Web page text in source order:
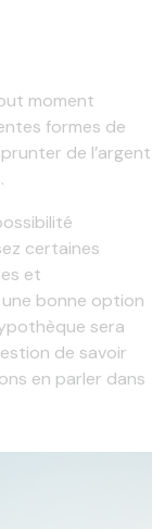
moment
formes de
de l’argent
certaines
et
bonne option
sera
de savoir
en parler dans